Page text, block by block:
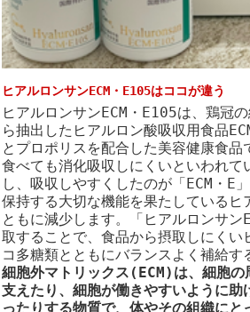
ヒアルロンサンECM・E105はココが違う
ヒアルロンサンECM・E105は、鶏冠
ら抽出したヒアルロン酸吸収用食品
とプロポリスを配合した美容健康食品
食べても消化吸収しにくいといわれて
し、吸収しやすくしたのが「ECM・E
保持する大切な機能を果たしているヒ
ともに減少します。「ヒアルロンサン
取することで、食品から摂取しにくい
コ多糖類とともにバランスよく補給す
細胞外マトリックス(ECM)は、細胞の
支えたり、細胞が働きやすいように助
ったりする物質で、体やその組織にと